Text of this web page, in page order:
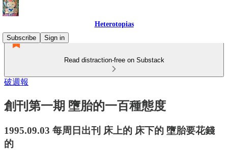
Heterotopias
Subscribe
Sign in
Read distraction-free on Substack
破週報
創刊第一期 墮胎的一百種態度
1995.09.03 每周日出刊 床上的 床下的 墮胎要花錢
的